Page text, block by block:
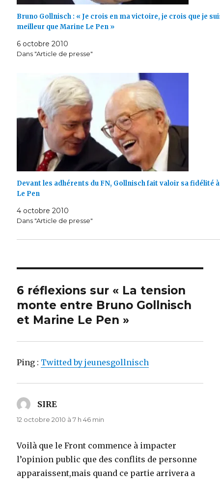
Bruno Gollnisch : « Je crois en ma victoire, je crois que je
meilleur que Marine Le Pen »
6 octobre 2010
Dans "Article de presse"
Devant les adhérents du FN, Gollnisch fait valoir sa fidélité à
Le Pen
4 octobre 2010
Dans "Article de presse"
6 réflexions sur « La tension
monte entre Bruno Gollnisch
et Marine Le Pen »
Ping : Twitted by jeunesgollnisch
SIRE
12 octobre 2010 à 7 h 46 min
Voilà que le Front commence à impacter
l’opinion public que des conflits de personne
apparaissent,mais quand ce partie arrivera a